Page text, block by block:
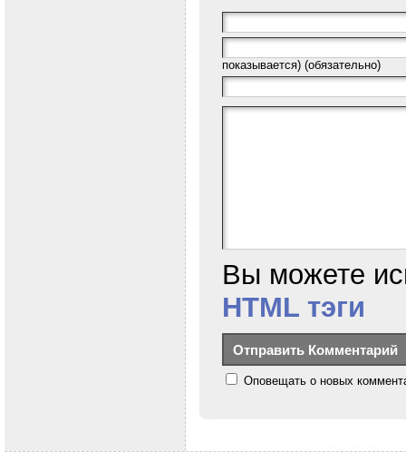
показывается) (обязательно)
Вы можете
HTML тэги
Оповещать о новых